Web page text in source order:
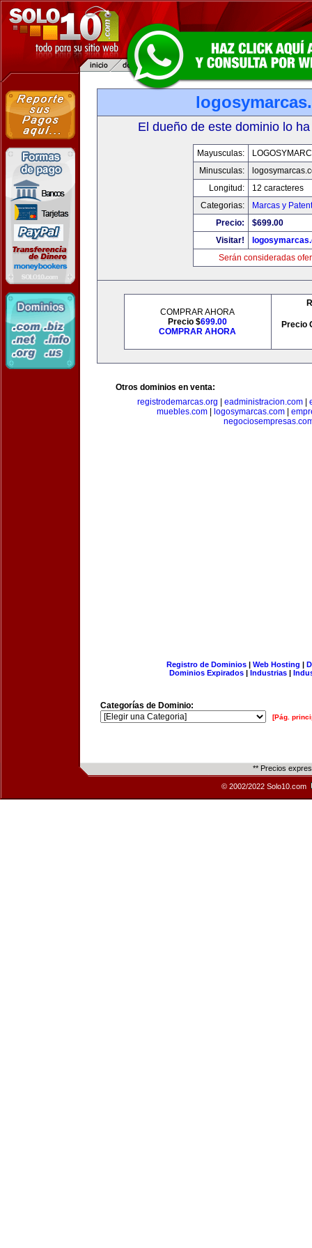
El dueño de este dominio lo
Mayusculas:
Minusculas:
Longitud:
12 caracteres
Categorias:
Marcas y
Precio:
$699.00
Visitar!
Serán consideradas
COMPRAR AHORA
Precio $699.00
COMPRAR AHORA
Precio
Otros dominios en venta:
registrodemarcas.org
eadministracion.com
muebles.com| logosymarcas.com|
Registro de Dominios| Web Hosting |
Dominios Expirados | Industrias |
Categorías de Dominio:
[Pág.
** Precios
© 2002/2022 Solo10.com